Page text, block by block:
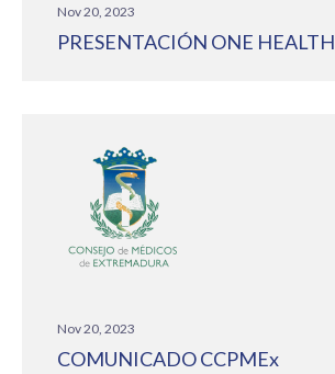
Nov 20, 2023
PRESENTACIÓN ONE HEALTH
Nov 20, 2023
COMUNICADO CCPMEx